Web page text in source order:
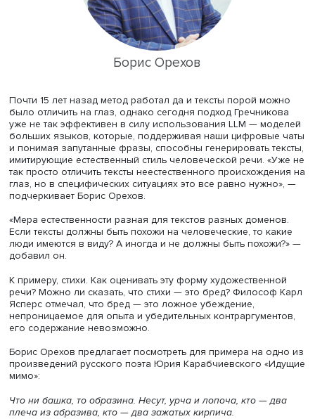
Борис Орехов
Почти 15 лет назад метод работал да и тексты порой
было отличить на глаз, однако сегодня подход
больших языков, которые, поддерживая наши
и понимая запутанные фразы, способны генерировать
имитирующие естественный стиль человеческой речи.
так просто отличить тексты неестественного
подчеркивает Борис Орехов.
«Мера естественности разная для текстов разных
Если тексты должны быть похожи на человеческие, то
люди имеются в виду? А иногда и не должны быть